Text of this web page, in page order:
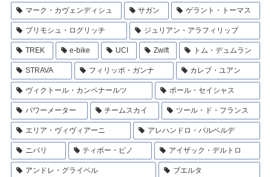
マーク・カヴェンディシュ サガン ゲラント・トーマス
プリモシュ・ログリッチ ジュリアン・アラフィリップ
TREK e-bike UCI Zwift トム・デュムラン
STRAVA フィリッポ・ガンナ カレブ・ユアン
ヴィクトール・カンペナールツ ポール・セイシャス
パワーメーター チームスカイ ツール・ド・フランス
エリア・ヴィヴィアーニ アレハンドロ・バルベルデ
ニバリ ティボー・ピノ アイザック・デルトロ
アンドレ・グライペル ブエルタ